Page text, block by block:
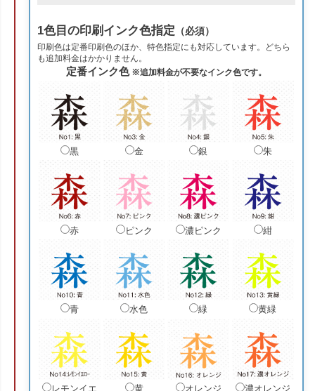
1色目の印刷インク色指定 （必須）
印刷色は定番印刷色のほか、特色指定にも対応しています。どちら
も追加料金はかかりません。
定番インク色※追加料金が不要なインク色です。
黒 金 銀 朱
赤 ピンク 濃ピンク 紺
青 水色 緑 黄緑
レモンイエ 黄 オレンジ 濃オレンジ